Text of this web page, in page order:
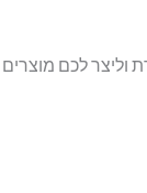
וליצר לכם